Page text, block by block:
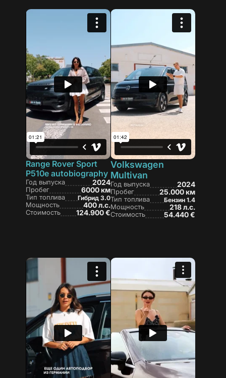
Range Rover Sport
P510e autobiography
Год выпуска 2024
Пробег 6000 км
Тип топлива Гибрид 3.0
Мощность 400 л.с.
Стоимость 124.900 €
Volkswagen
Multivan
Год выпуска 2024
Пробег 25.000 км
Тип топлива Бензин 1.4
Мощность 218 л.с.
Стоимость 54.440 €